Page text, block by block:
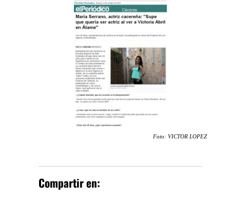
Foto: VICTOR LOPEZ
Compartir en: